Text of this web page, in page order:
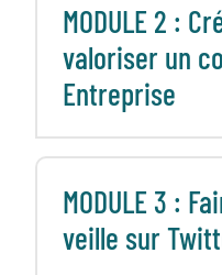
MODULE 2 :
valoriser un
Entreprise
MODULE 3 :
veille sur